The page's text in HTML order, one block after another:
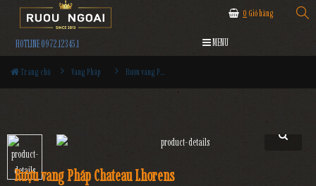
0 Giỏ hàng
HOTLINE 0972.12345.1 MENU
Trang chủ Vang Pháp Rượu vang Pháp Chateau Lhorens
Rượu vang Pháp Chateau Lhorens